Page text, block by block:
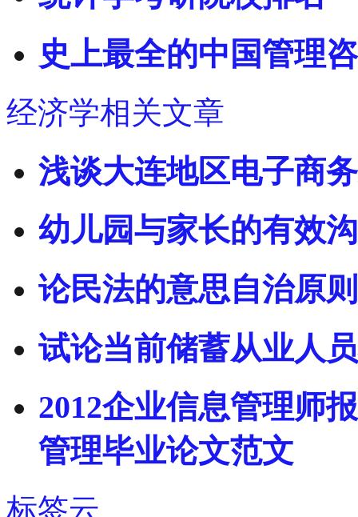
史上最全的中国管理
经济学相关文章
浅谈大连地区电子商
幼儿园与家长的有效
论民法的意思自治原
试论当前储蓄从业人
2012企业信息管理师
管理毕业论文范文
标签云